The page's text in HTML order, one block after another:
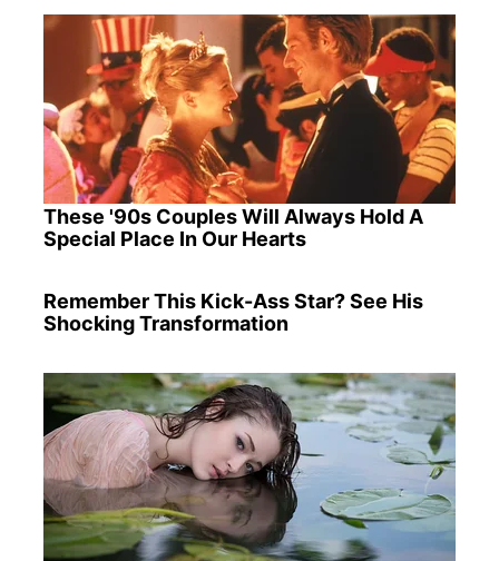
These '90s Couples Will Always Hold A
Special Place In Our Hearts
Remember This Kick-Ass Star? See His
Shocking Transformation